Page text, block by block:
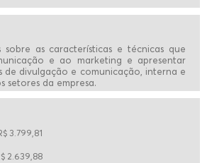
sobre as características e técnicas que
e ao marketing e apresentar
de divulgação e comunicação, interna e
setores da empresa.
3.799,81
2.639,88